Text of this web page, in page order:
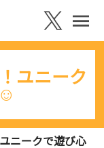
ユニーク
ニークで遊び心